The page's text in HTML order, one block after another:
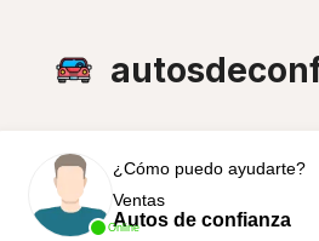
Online
¿Cómo puedo ayudarte?
Ventas
Autos de confianza